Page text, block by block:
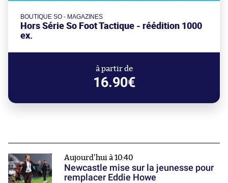
BOUTIQUE SO - MAGAZINES
Hors Série So Foot Tactique - réédition 1000
ex.
à partir de
16.90€
Aujourd'hui à 10:40
Newcastle mise sur la jeunesse pour
remplacer Eddie Howe